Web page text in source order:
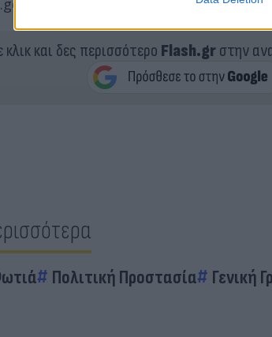
κλικ και δες περισσότερο Flash.grστην
Πολιτική Προστασία Γενική